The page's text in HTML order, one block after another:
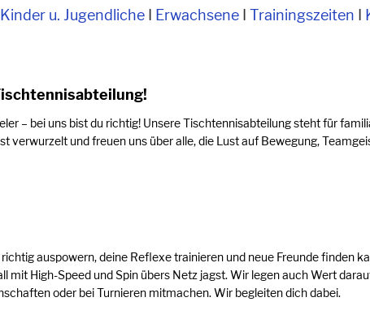
Kinder u. JugendlicheI ErwachseneI Trainingszeiten
– bei uns bist du richtig! Unsere Tischtennisabteilung steht für
verwurzelt und freuen uns über alle, die Lust auf Bewegung,
auspowern, deine Reflexe trainieren und neue Freunde finden
mit High-Speed und Spin übers Netz jagst. Wir legen auch Wert
oder bei Turnieren mitmachen. Wir begleiten dich dabei.